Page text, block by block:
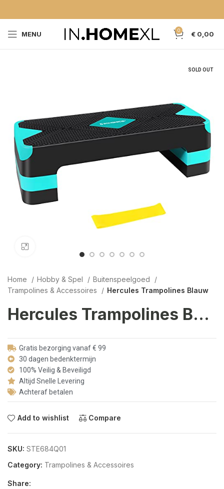
MENU 0 € 0,00
SOLD OUT
Home Hobby & Spel
Buitenspeelgoed
Trampolines & Accessoires
Hercules Trampolines Blauw
Hercules Trampolines Blauw
Gratis bezorging vanaf € 99
30 dagen bedenktermijn
100% Veilig & Beveiligd
Altijd Snelle Levering
Achteraf betalen
Add to wishlist Compare
SKU: STE684Q01
Category: Trampolines & Accessoires
Share: